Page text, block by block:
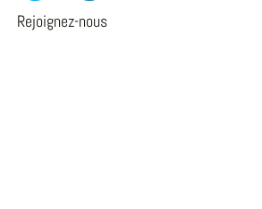
Rejoignez-nous